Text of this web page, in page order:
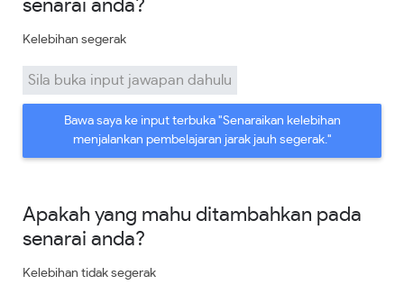
senarai anda?
Kelebihan segerak
Sila buka input jawapan dahulu
Bawa saya ke input terbuka "Senaraikan kelebihan
menjalankan pembelajaran jarak jauh segerak."
Apakah yang mahu ditambahkan pada
senarai anda?
Kelebihan tidak segerak